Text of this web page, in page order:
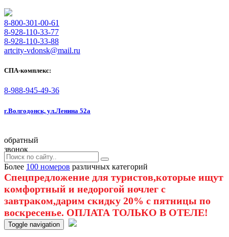
8-800-301-00-61
8-928-110-33-77
8-928-110-33-88
artcity-vdonsk@mail.ru
СПА-комплекс:
8-988-945-49-36
г.Волгодонск, ул.Ленина 52а
обратный
звонок
Более 100 номеров различных категорий
Спецпредложение для туристов,которые ищут
комфортный и недорогой ночлег с
завтраком,дарим скидку 20% с пятницы по
воскресенье. ОПЛАТА ТОЛЬКО В ОТЕЛЕ!
Toggle navigation